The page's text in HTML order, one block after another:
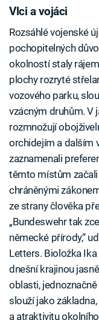
Vlci a vojáci
Rozsáhlé vojenské
pochopitelných
okolností staly
plochy rozryté
vozového parku,
vzácným druhům. V
rozmnožují
orchidejím a dalším
zaznamenali
těmto místům
chráněnými
ze strany člověka
„Bundeswehr tak
německé přírody,“
Letters. Bioložka
dnešní krajinou
oblasti,
slouží jako
a atraktivitu